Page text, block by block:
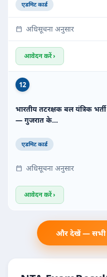
एडमिट कार्ड
अधिसूचना अनुसार
आवेदन करें ›
12
भारतीय तटरक्षक बल यंत्रिक
— गुजरात के…
एडमिट कार्ड
अधिसूचना अनुसार
आवेदन करें ›
और देखें — सभी